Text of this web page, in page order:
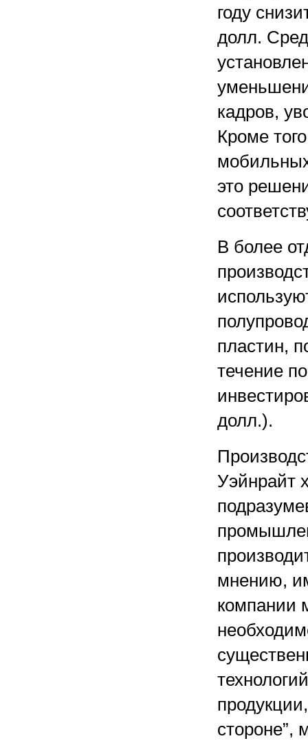
году
долл.
кадров,
Кроме
это
В более
пластин,
течение
долл.).
Уэйнрайт
мнению,
компании
стороне”,